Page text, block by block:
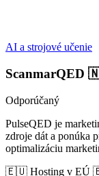
AI a strojové učenie
ScanmarQED
Odporúčaný
PulseQED je
zdroje dát a ponúka
optimalizáciu
🇪🇺 Hosting v EÚ